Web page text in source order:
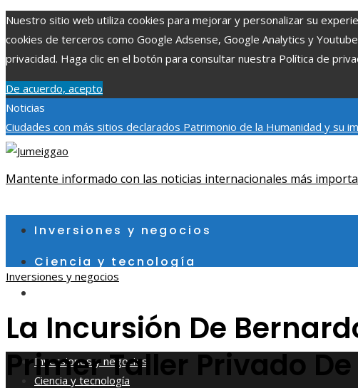
Nuestro sitio web utiliza cookies para mejorar y personalizar su
cookies de terceros como Google Adsense, Google Analytics y
privacidad. Haga clic en el botón para consultar nuestra Política de
De acuerdo, acepto
Noticias
Ciudades con más sitios declarados Patrimonio de la Humanidad y su
aumentar la inversión productiva y reducir la fragmentación económica
viernes, agosto 7
Mantente informado con las noticias internacionales más
Inversiones y negocios
Ciencia y tecnología
Responsabilidad social
Inversiones y negocios
Ciencia y tecnología
Inversiones y negocios
La Incursión De
Primer Taller Privado